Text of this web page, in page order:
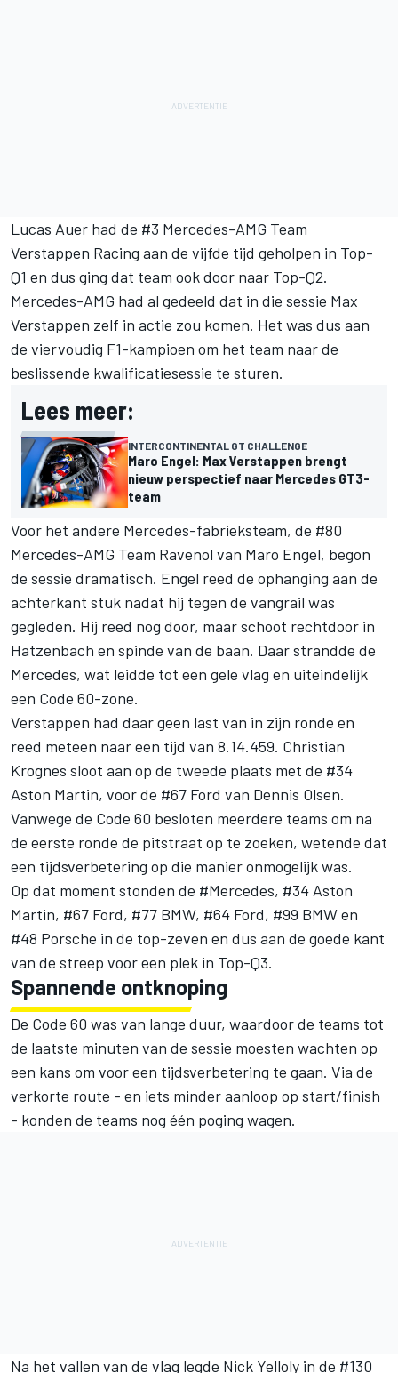
Lucas Auer had de #3 Mercedes-AMG Team
Verstappen Racing aan de vijfde tijd geholpen in Top-
Q1 en dus ging dat team ook door naar Top-Q2.
Mercedes-AMG had al gedeeld dat in die sessie Max
Verstappen zelf in actie zou komen. Het was dus aan
de viervoudig F1-kampioen om het team naar de
beslissende kwalificatiesessie te sturen.
Lees meer:
INTERCONTINENTAL GT CHALLENGE
Maro Engel: Max Verstappen brengt
nieuw perspectief naar Mercedes GT3-
team
Voor het andere Mercedes-fabrieksteam, de #80
Mercedes-AMG Team Ravenol van Maro Engel, begon
de sessie dramatisch. Engel reed de ophanging aan de
achterkant stuk nadat hij tegen de vangrail was
gegleden. Hij reed nog door, maar schoot rechtdoor in
Hatzenbach en spinde van de baan. Daar strandde de
Mercedes, wat leidde tot een gele vlag en uiteindelijk
een Code 60-zone.
Verstappen had daar geen last van in zijn ronde en
reed meteen naar een tijd van 8.14.459. Christian
Krognes sloot aan op de tweede plaats met de #34
Aston Martin, voor de #67 Ford van Dennis Olsen.
Vanwege de Code 60 besloten meerdere teams om na
de eerste ronde de pitstraat op te zoeken, wetende dat
een tijdsverbetering op die manier onmogelijk was.
Op dat moment stonden de #Mercedes, #34 Aston
Martin, #67 Ford, #77 BMW, #64 Ford, #99 BMW en
#48 Porsche in de top-zeven en dus aan de goede kant
van de streep voor een plek in Top-Q3.
Spannende ontknoping
De Code 60 was van lange duur, waardoor de teams tot
de laatste minuten van de sessie moesten wachten op
een kans om voor een tijdsverbetering te gaan. Via de
verkorte route - en iets minder aanloop op start/finish
- konden de teams nog één poging wagen.
Na het vallen van de vlag legde Nick Yelloly in de #130